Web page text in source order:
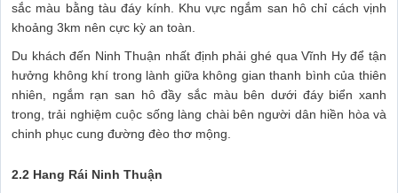
sắc màu bằng tàu đáy kính. Khu vực ngắm san hô chỉ cách vịnh
khoảng 3km nên cực kỳ an toàn.
Du khách đến Ninh Thuận nhất định phải ghé qua Vĩnh Hy để tận
hưởng không khí trong lành giữa không gian thanh bình của thiên
nhiên, ngắm rạn san hô đầy sắc màu bên dưới đáy biển xanh
trong, trải nghiệm cuộc sống làng chài bên người dân hiền hòa và
chinh phục cung đường đèo thơ mộng.
2.2 Hang Rái Ninh Thuận